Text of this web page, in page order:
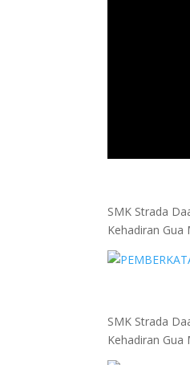
SMK Strada
Kehadiran
SMK Strada
Kehadiran